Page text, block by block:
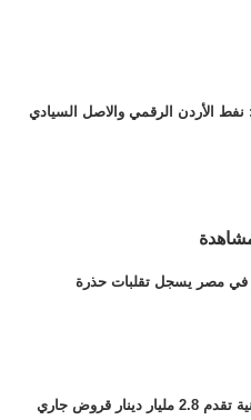
نفط الأردن الرقمي والاصل السيادي
مشاهدة
في مصر يسجل تقلبات حذرة
البنوك الاردنية تقدم 2.8 مليار دينار قروض جاري